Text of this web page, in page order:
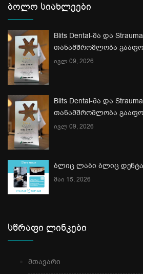
ბოლო სიახლეები
Blits Dental-მა და
თანამშრომლობა
ივლ 09, 2026
Blits Dental-მა და
თანამშრომლობა
ივლ 09, 2026
ბლიც ლაბი ბლიც
მაი 15, 2026
სწრაფი ლინკები
მთავარი